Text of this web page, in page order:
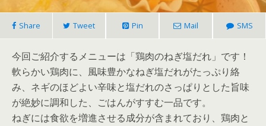
Share Tweet Pin Mail SMS
今回ご紹介するメニューは「鶏肉のねぎ塩だれ」です！
軟らかい鶏肉に、風味豊かなねぎ塩だれがたっぷり絡
み、ネギのほどよい辛味と塩だれのさっぱりとした旨味
が絶妙に調和した、ごはんがすすむ一品です。
ねぎには食欲を増進させる成分が含まれており、鶏肉と